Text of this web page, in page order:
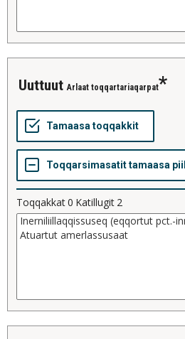
uuttuut Arlaat toqqartariaqarpat
Toqqakkat0 Katillugit 2